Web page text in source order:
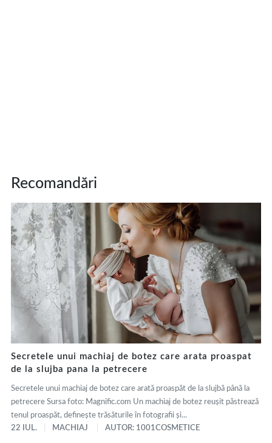
Recomandări
Secretele unui machiaj de botez care arata proaspat
de la slujba pana la petrecere
Secretele unui machiaj de botez care arată proaspăt de la slujbă până la
petrecere Sursa foto: Magnific.com Un machiaj de botez reușit păstrează
tenul proaspăt, definește trăsăturile în fotografii și...
22 IUL.
MACHIAJ AUTOR: 1001COSMETICE